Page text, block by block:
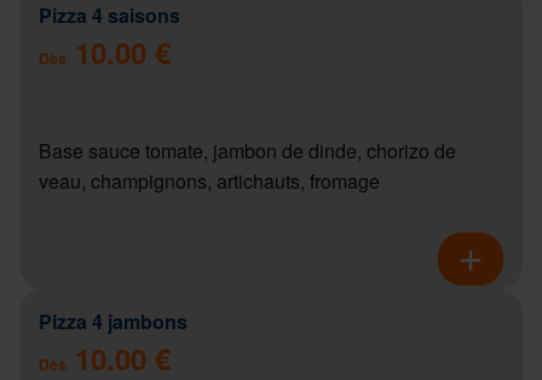
Pizza 4 saisons
Dès 10.00 €
Base sauce tomate, jambon de dinde, chorizo de
veau, champignons, artichauts, fromage
Pizza 4 jambons
Dès 10.00 €